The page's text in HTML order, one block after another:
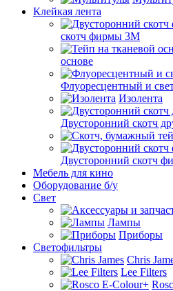
Клейкая лента
скотч фирмы 3M
основе
Флуоресцентный и
Изолента
Двусторонний скотч
Двусторонний скотч
Мебель для кино
Оборудование б/у
Свет
Лампы
Приборы
Светофильтры
Chris
Lee Filters